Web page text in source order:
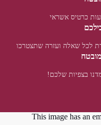
כרטיס אשראי
לכל שאלה ועזרה שתצטרכו
בצפיות שלכם!